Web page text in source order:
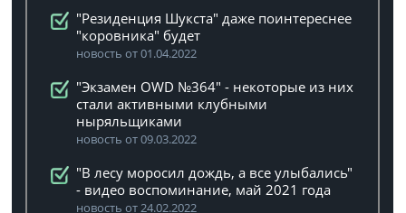
"Резиденция Шукста" даже поинтереснее
"коровника" будет
новость от 01.04.2022
"Экзамен OWD №364" - некоторые из них
стали активными клубными
ныряльщиками
новость от 09.03.2022
"В лесу моросил дождь, а все улыбались"
- видео воспоминание, май 2021 года
новость от 24.02.2022